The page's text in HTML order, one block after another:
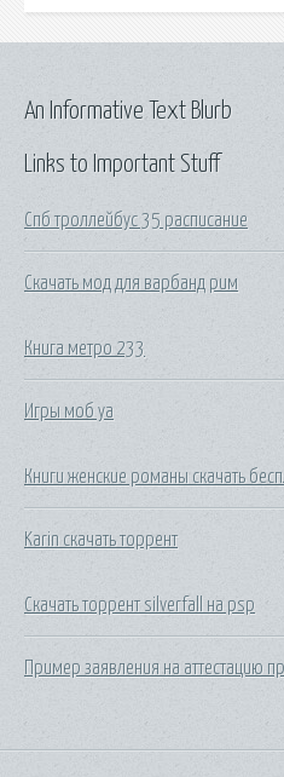
Links to Important Stuff
Спб троллейбус 35 расписание
Скачать мод для варбанд рим
Книга метро 233
Игры моб уа
Книги женские романы скачать
Karin скачать торрент
Скачать торрент silverfall на psp
Пример заявления на аттестацию
An Informative Text Blurb